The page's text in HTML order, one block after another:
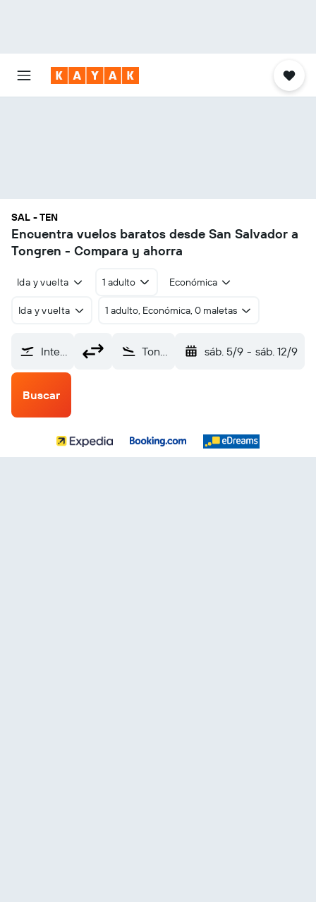
SAL - TEN
Encuentra vuelos baratos desde San Salvador a
Tongren - Compara y ahorra
Ida y vuelta 1 adulto Económica
Ida y vuelta 1 adulto, Económica, 0 maletas
Internacional de El Salvador (SAL) Tongren (TEN) sáb. 5/9 - sáb. 12/9
Buscar